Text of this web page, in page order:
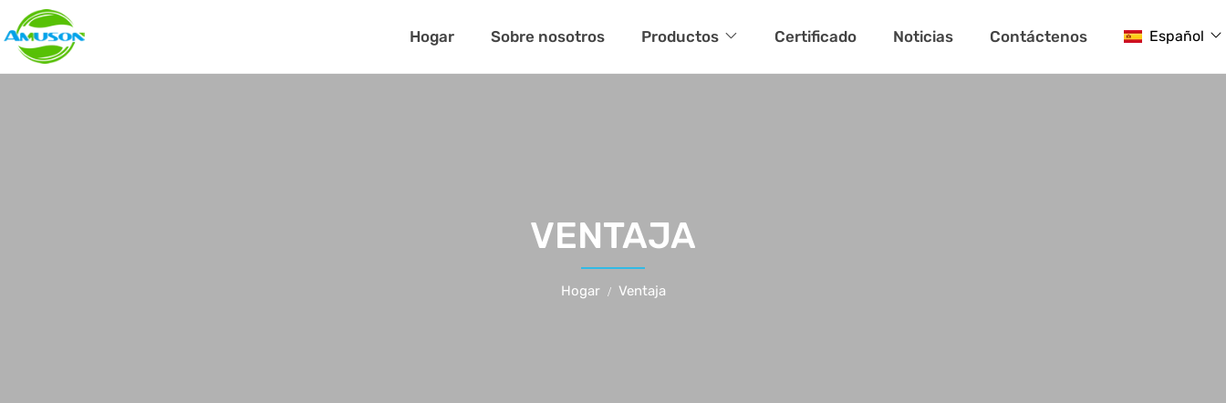
Español
Hogar Sobre nosotros Productos Certificado Noticias Contáctenos
VENTAJA
Hogar Ventaja